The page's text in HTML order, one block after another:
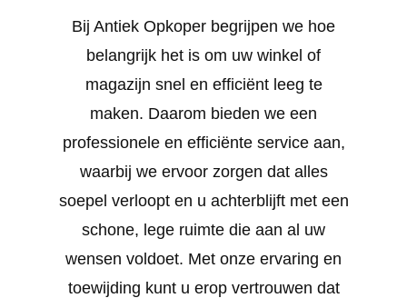
Bij Antiek Opkoper begrijpen we hoe
belangrijk het is om uw winkel of
magazijn snel en efficiënt leeg te
maken. Daarom bieden we een
professionele en efficiënte service aan,
waarbij we ervoor zorgen dat alles
soepel verloopt en u achterblijft met een
schone, lege ruimte die aan al uw
wensen voldoet. Met onze ervaring en
toewijding kunt u erop vertrouwen dat